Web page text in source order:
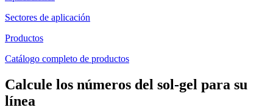
Sectores de aplicación
Productos
Catálogo completo de productos
Calcule los números del sol-gel para su
línea